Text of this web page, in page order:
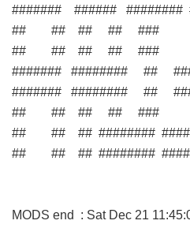
####### ######
## ## ## ## ###
## ## ## ## ###
####### ######## ##
####### ######## ##
## ## ## ## ###
## ## ## ########
## ## ## ########
MODS end : Sat Dec 21